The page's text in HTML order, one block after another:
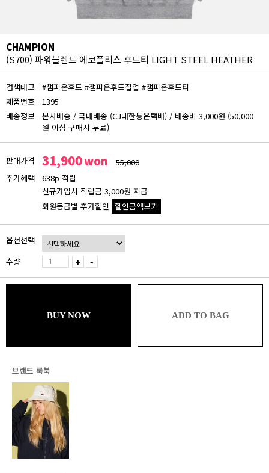
CHAMPION
(S700) 파워블렌드 에코플리스 후드티 LIGHT STEEL HEATHER
검색태그 #챔피온후드 #챔피온후드집업 #챔피온후드티
제품번호
1395
배송정보
본사배송 / 국내배송 (CJ대한통운택배) / 배송비 3,000원 (50,000
원 이상 구매시 무료)
판매가격 31,900won
55,000
추가혜택
638p 적립
신규가입시 적립금 3,000원 지급
회원등급별 추가할인 할인금액보기
회원등급 할인가
비회원
31,900원
블루
브론즈
실버
골드
31,262원 (추가할인 2% / 추가적립 2%)
플래티넘
30,943원 (추가할인 3% / 추가적립 2%)
다이아몬드
30,943원 (추가할인 3% / 추가적립 3%)
옵션선택
수량
+ -
BUY NOW ADD TO BAG
브랜드 룩북